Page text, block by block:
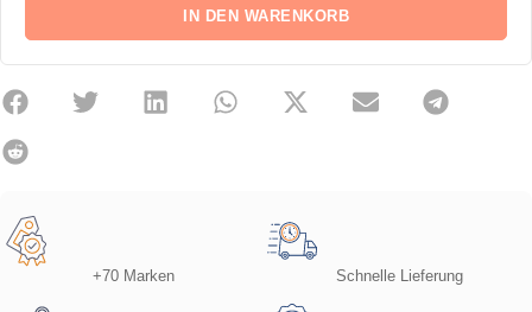
IN DEN WARENKORB
+70 Marken Schnelle Lieferung